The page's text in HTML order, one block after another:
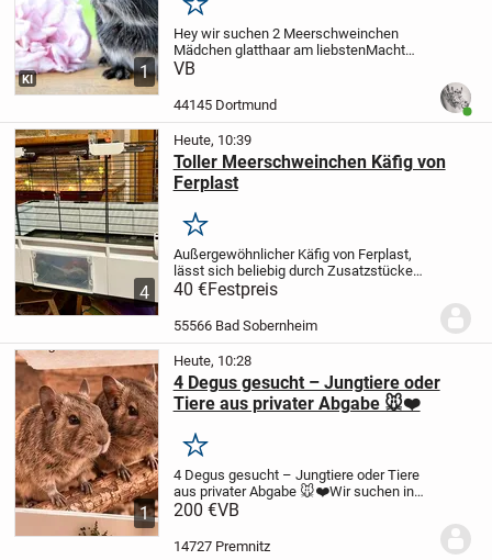
1
KI
Merken
Hey wir suchen 2 Meerschweinchen
Mädchen glatthaar am liebstenMacht
gern Preisvorschläge, sie müssten auch
mit vorhanden sein sollte. Bitte auch mit
VB
44145 Dortmund
4
Heute, 10:39
Toller Meerschweinchen Käfig von
Ferplast
Merken
Außergewöhnlicher Käfig von Ferplast,
lässt sich beliebig durch Zusatzstücke
erweitern, alle Teile vorhanden und kaum
benutzt. Ein echtes Schnäppchen. Maße
110cm x 72cm x 56cm hoch, lässt sich
40 €Festpreis
55566 Bad Sobernheim
1
Heute, 10:28
4 Degus gesucht – Jungtiere oder
Tiere aus privater Abgabe 🐭❤️
Merken
4 Degus gesucht – Jungtiere oder Tiere
aus privater Abgabe 🐭❤️Wir suchen in
ca. 6–7 Wochen vier Degus, die bei uns
bekommen sollen.
200 €VB
14727 Premnitz